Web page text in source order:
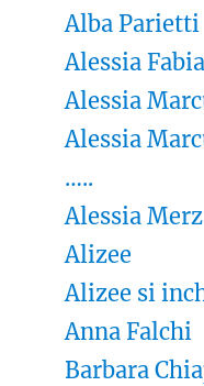
Alba Parietti
Alessia
Alessia
Alessia
…..
Alessia Merz
Alizee
Alizee si
Anna Falchi
Barbara